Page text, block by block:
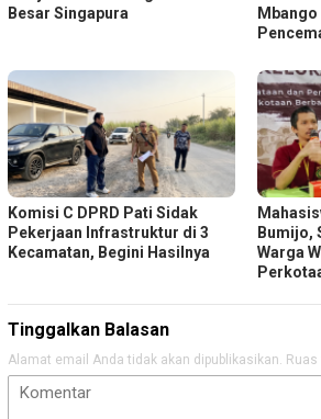
Besar Singapura
Komisi C DPRD Pati Sidak
Pekerjaan Infrastruktur di 3
Kecamatan, Begini Hasilnya
Bumijo,
Warga
Tinggalkan Balasan
Alamat email Anda tidak akan dipublikasikan.